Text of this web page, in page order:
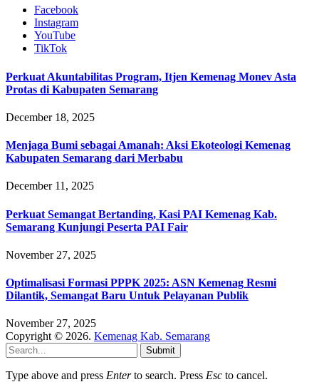
Facebook
Instagram
YouTube
TikTok
Perkuat Akuntabilitas Program, Itjen Kemenag Monev Asta
Protas di Kabupaten Semarang
December 18, 2025
Menjaga Bumi sebagai Amanah: Aksi Ekoteologi Kemenag
Kabupaten Semarang dari Merbabu
December 11, 2025
Perkuat Semangat Bertanding, Kasi PAI Kemenag Kab.
Semarang Kunjungi Peserta PAI Fair
November 27, 2025
Optimalisasi Formasi PPPK 2025: ASN Kemenag Resmi
Dilantik, Semangat Baru Untuk Pelayanan Publik
November 27, 2025
Copyright © 2026. Kemenag Kab. Semarang
Submit
Type above and press Enterto search. Press Esc to cancel.